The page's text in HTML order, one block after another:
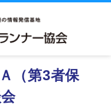
（第3者保